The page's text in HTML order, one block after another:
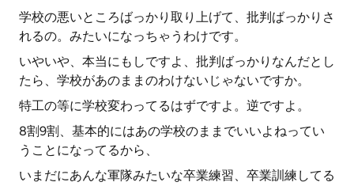
学校の悪いところばっかり取り上げて、批判ばっかりさ
れるの。みたいになっちゃうわけです。
いやいや、本当にもしですよ、批判ばっかりなんだとし
たら、学校があのままのわけないじゃないですか。
特工の等に学校変わってるはずですよ。逆ですよ。
8割9割、基本的にはあの学校のままでいいよねってい
うことになってるから、
いまだにあんな軍隊みたいな卒業練習、卒業訓練してる